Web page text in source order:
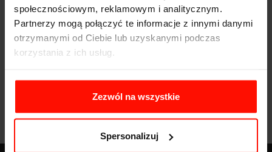
społecznościowym, reklamowym i analitycznym.
Partnerzy mogą połączyć te informacje z innymi danymi
otrzymanymi od Ciebie lub uzyskanymi podczas
korzystania z ich usług.
Zezwól na wszystkie
Spersonalizuj
Pojemność:
3.9 l
Skrzynia biegów: